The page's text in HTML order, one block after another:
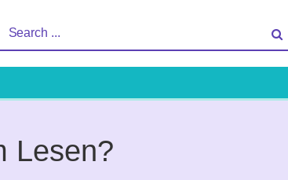
Search
Lesen?